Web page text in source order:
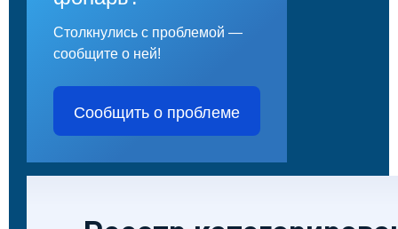
Столкнулись с проблемой —
сообщите о ней!
Сообщить о проблеме